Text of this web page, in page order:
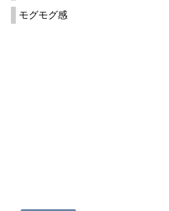
モグモグ感